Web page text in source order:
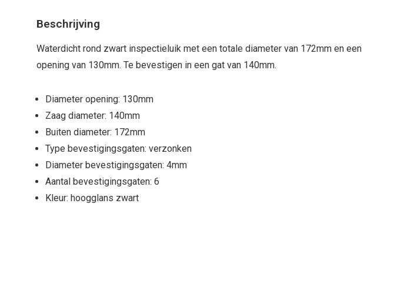
Beschrijving
Waterdicht rond zwart inspectieluik met een totale diameter van 172mm en een
opening van 130mm. Te bevestigen in een gat van 140mm.
Diameter opening: 130mm
Zaag diameter: 140mm
Buiten diameter: 172mm
Type bevestigingsgaten: verzonken
Diameter bevestigingsgaten: 4mm
Aantal bevestigingsgaten: 6
Kleur: hoogglans zwart